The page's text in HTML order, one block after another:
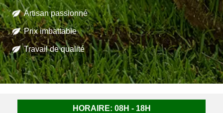
Artisan passionné
Prix imbattable
Travail de qualité
HORAIRE: 08H - 18H